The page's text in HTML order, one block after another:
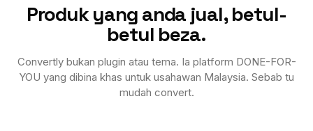
Produk yang anda jual, betul-
betul beza.
Convertly bukan plugin atau tema. Ia platform DONE-FOR-
YOU yang dibina khas untuk usahawan Malaysia. Sebab tu
mudah convert.